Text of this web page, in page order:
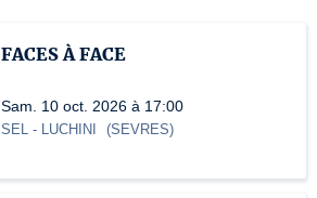
FACES À FACE
Sam. 10 oct. 2026 à 17:00
SEL - LUCHINI (SEVRES)